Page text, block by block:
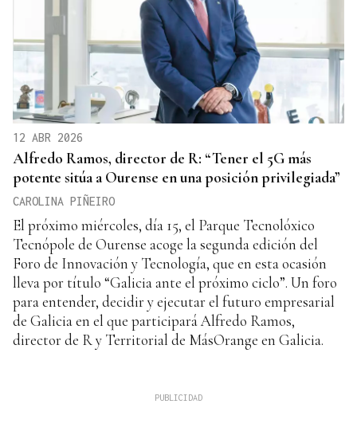
12 ABR 2026
Alfredo Ramos, director de R: “Tener el 5G más
potente sitúa a Ourense en una posición privilegiada”
CAROLINA PIÑEIRO
El próximo miércoles, día 15, el Parque Tecnolóxico
Tecnópole de Ourense acoge la segunda edición del
Foro de Innovación y Tecnología, que en esta ocasión
lleva por título “Galicia ante el próximo ciclo”. Un foro
para entender, decidir y ejecutar el futuro empresarial
de Galicia en el que participará Alfredo Ramos,
director de R y Territorial de MásOrange en Galicia.